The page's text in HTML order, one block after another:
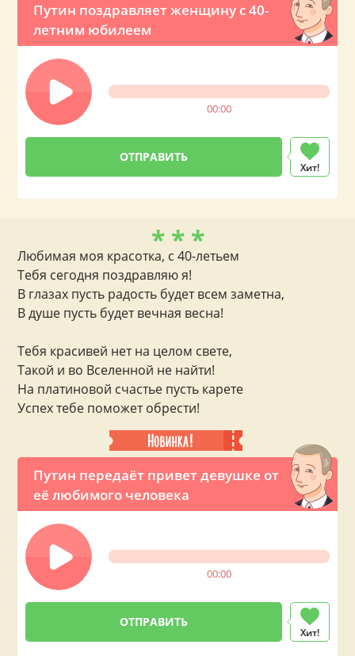
Путин поздравляет женщину с 40-
летним юбилеем
00:00
Хит!
Путин передаёт привет девушке от
её любимого человека
00:00
Хит!
* * *
Любимая моя красотка, с 40-летьем
Тебя сегодня поздравляю я!
В глазах пусть радость будет всем заметна,
В душе пусть будет вечная весна!
Тебя красивей нет на целом свете,
Такой и во Вселенной не найти!
На платиновой счастье пусть карете
Успех тебе поможет обрести!